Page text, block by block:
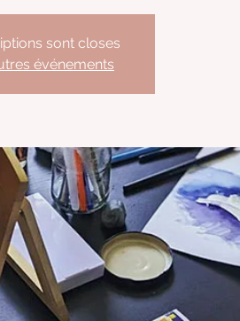
sont closes
événements